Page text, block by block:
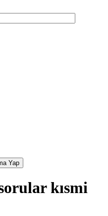
kısmi